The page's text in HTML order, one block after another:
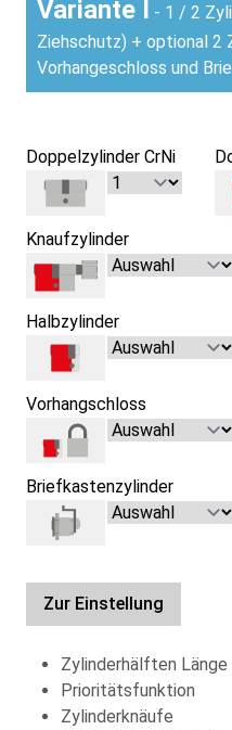
Variante I
- 1 / 2
Ziehschutz) + optional 2
Vorhangeschloss und
Doppelzylinder CrNi
Knaufzylinder
Halbzylinder
Vorhangschloss
Briefkastenzylinder
Zur Einstellung
Zylinderhälften Länge
Prioritätsfunktion
Zylinderknäufe